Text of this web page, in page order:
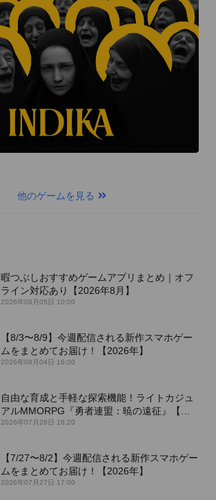
他のゲームを見る
暇つぶしおすすめゲームアプリまとめ｜オフ
ライン対応あり【2026年8月】
2026年08月05日 10:00
【8/3〜8/9】今週配信される新作スマホゲー
ムをまとめてお届け！【2026年】
2026年08月04日 16:00
自由な育成と手軽な探索機能！ライトカジュ
アルMMORPG『勇者連盟：暁の遠征』【最
新作PICKUP】
2026年07月28日 18:20
【7/27〜8/2】今週配信される新作スマホゲー
ムをまとめてお届け！【2026年】
2026年07月27日 17:00